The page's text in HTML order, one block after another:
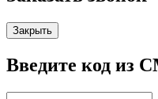
Закрыть
Введите код из